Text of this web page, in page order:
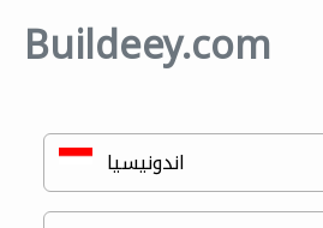
Buildeey.com